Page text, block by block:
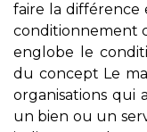
faire la
conditionnement
englobe le
du concept Le
organisations qui
un bien ou un